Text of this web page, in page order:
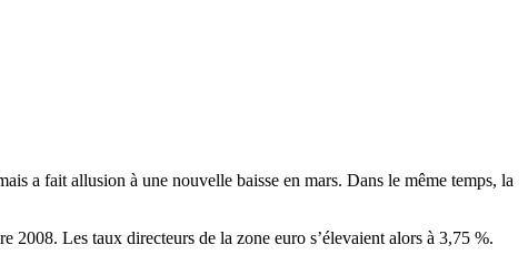
a fait allusion à une nouvelle baisse en mars. Dans le même temps, la
2008. Les taux directeurs de la zone euro s’élevaient alors à 3,75 %.